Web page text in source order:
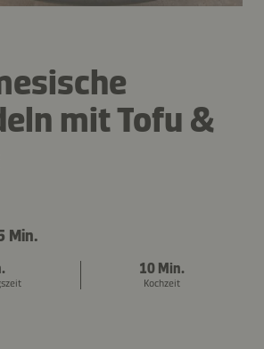
mit Tofu &
Min.
10 Min.
Kochzeit